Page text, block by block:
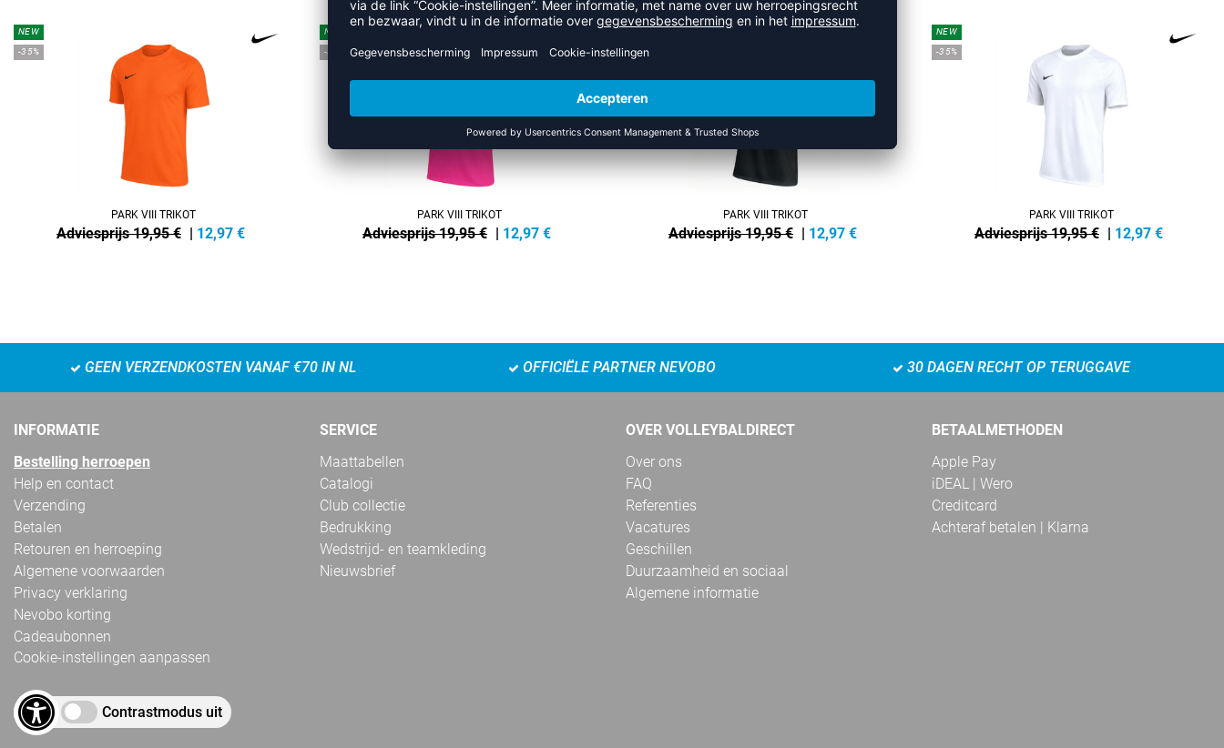
NEW
-35%
PARK VIII TRIKOT
Adviesprijs 19,95 € | 12,97 €
NEW
-35%
PARK VIII TRIKOT
Adviesprijs 19,95 € | 12,97 €
-35%
PARK VIII TRIKOT
Adviesprijs 19,95 € | 12,97 €
NEW
-35%
PARK VIII TRIKOT
Adviesprijs 19,95 € | 12,97 €
GEEN VERZENDKOSTEN VANAF €70 IN NL OFFICIËLE PARTNER NEVOBO 30 DAGEN RECHT OP TERUGGAVE
INFORMATIE
Bestelling herroepen
Help en contact
Verzending
Betalen
Retouren en herroeping
Algemene voorwaarden
Privacy verklaring
Nevobo korting
Cadeaubonnen
Cookie-instellingen aanpassen
Contrastmodus uit
SERVICE
Maattabellen
Catalogi
Club collectie
Bedrukking
Wedstrijd- en teamkleding
Nieuwsbrief
OVER VOLLEYBALDIRECT
Over ons
FAQ
Referenties
Vacatures
Geschillen
Duurzaamheid en sociaal
Algemene informatie
BETAALMETHODEN
Apple Pay
iDEAL | Wero
Creditcard
Achteraf betalen | Klarna